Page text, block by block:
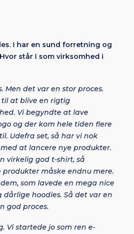
I har en sund forretning og
står I som virksomhed i
Men det var en stor proces.
til at blive en rigtig
Vi begyndte at lave
og der kom hele tiden flere
Udefra set, så har vi nok
at lancere nye produkter.
virkelig god t-shirt, så
måske endnu mere.
som lavede en mega nice
hoodies. Så det var en
god proces.
Vi startede jo som ren e-